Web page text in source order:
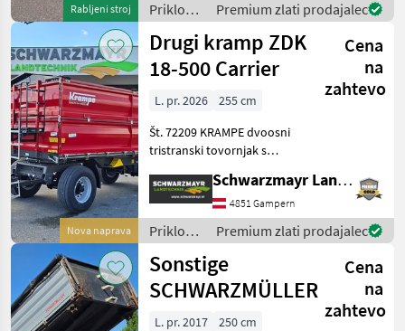
Priklopnik
Sonstige
IZBERITE
KATEGORIJO
Sonstige
Pühringer
Öhler
Fliegl
Pronar
Farmtech
Rabljeni stroj
bitten telefon
Priklopniki
/
Sonstige
Premium zlati prodajalec
Nova naprava
Drugi kramp ZDK
18-500 Carrier
Cena
na
zahtevo
L. pr. 2026
255 cm
Št. 72209 KRAMPE dvoosni
tristranski tovornjak s
(vozilo z vrtljivim obročem)
- Lastna teža s stranskimi
stenami 80 + 80 cm
približno 4.
Schwarzmayr Landtechnik GmbH - Gampern
4851 Gampern
Priklopniki
/
Sonstige
Premium zlati prodajalec
Sonstige
SCHWARZMÜLLER
Cena
na
zahtevo
L. pr. 2017
250 cm